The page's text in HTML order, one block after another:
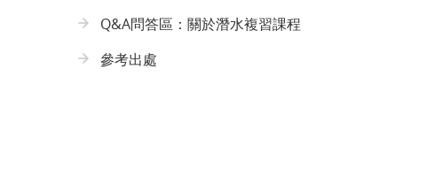
Q&A問答區：關於潛水複習課程
參考出處